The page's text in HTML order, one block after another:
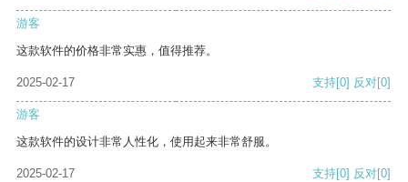
游客
这款软件的价格非常实惠，值得推荐。
2025-02-17 支持[0] 反对[0]
游客
这款软件的设计非常人性化，使用起来非常舒服。
2025-02-17 支持[0] 反对[0]